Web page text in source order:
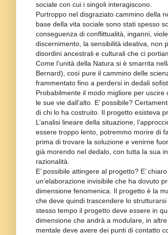
sociale con cui i singoli interagiscono.
Purtroppo nel disgraziato cammino della
base della vita sociale sono stati spesso
conseguenza di conflittualità, inganni,
discernimento, la sensibilità ideativa, non
disordini ancestrali e culturali che ci
Come l’unità della Natura si è smarrita
Bernard), così pure il cammino delle
frammentato fino a perdersi in dedali
Probabilmente il modo migliore per
le sue vie dall’alto. E’ possibile?
di chi lo ha costruito. Il progetto esisteva
L’analisi lineare della situazione,
essere troppo lento, potremmo morire di
prima di trovare la soluzione e venirne
già morendo nel dedalo, con tutta la sua
razionalità.
E’ possibile attingere al progetto? E’
un’elaborazione invisibile che ha dovuto
dimensione fenomenica. Il progetto è la
che deve quindi trascendere lo
stesso tempo il progetto deve essere in
dimensione che andrà a modulare, in
mentale deve avere dei punti di contatto